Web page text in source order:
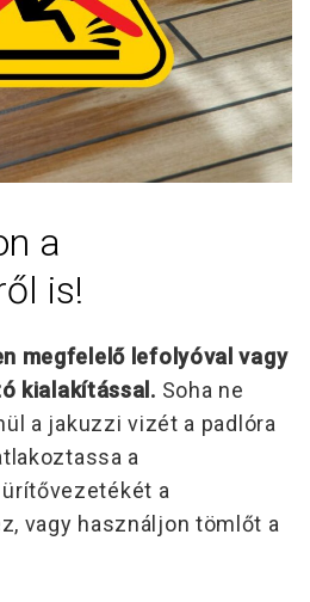
a
is!
megfelelő lefolyóval vagy
kialakítással. Soha ne
a jakuzzi vizét a padlóra
a
a
vagy használjon tömlőt a